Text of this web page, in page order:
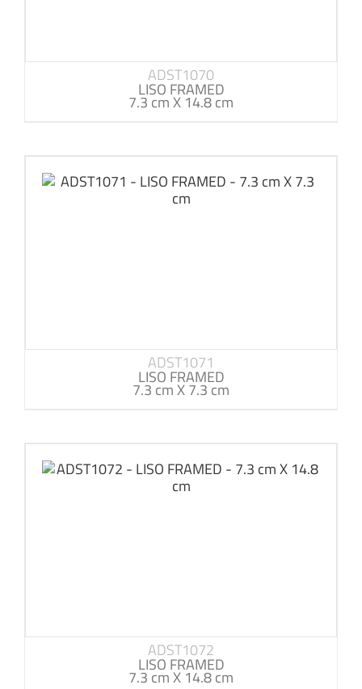
ADST1070
LISO FRAMED
7.3 cm X 14.8 cm
ADST1071
LISO FRAMED
7.3 cm X 7.3 cm
ADST1072
LISO FRAMED
7.3 cm X 14.8 cm